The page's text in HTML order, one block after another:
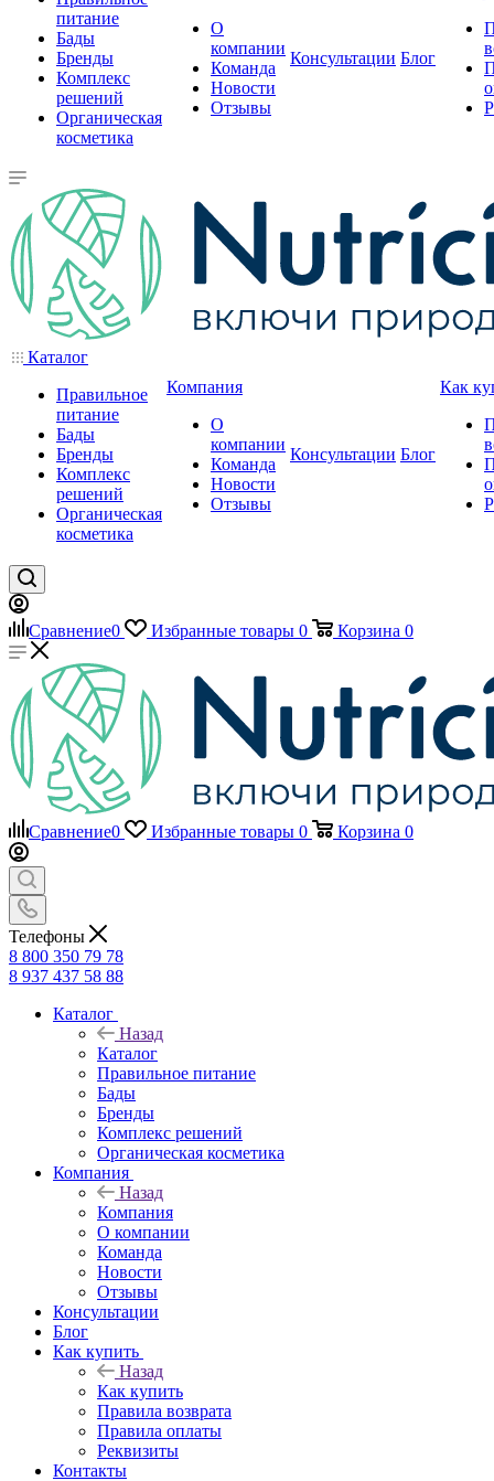
питание
Бады
Бренды
Комплекс
решений
Органическая
косметика
О
компании
Команда
Новости
Отзывы
Консультации Блог
Каталог
Правильное
питание
Бады
Бренды
Комплекс
решений
Органическая
косметика
Компания
О
компании
Команда
Новости
Отзывы
Консультации Блог
Как
Сравнение0 Избранные товары 0 Корзина 0
Сравнение0 Избранные товары 0 Корзина 0
Телефоны
8 800 350 79 78
8 937 437 58 88
Каталог
Назад
Каталог
Правильное питание
Бады
Бренды
Комплекс решений
Органическая косметика
Компания
Назад
Компания
О компании
Команда
Новости
Отзывы
Консультации
Блог
Как купить
Назад
Как купить
Правила возврата
Правила оплаты
Реквизиты
Контакты